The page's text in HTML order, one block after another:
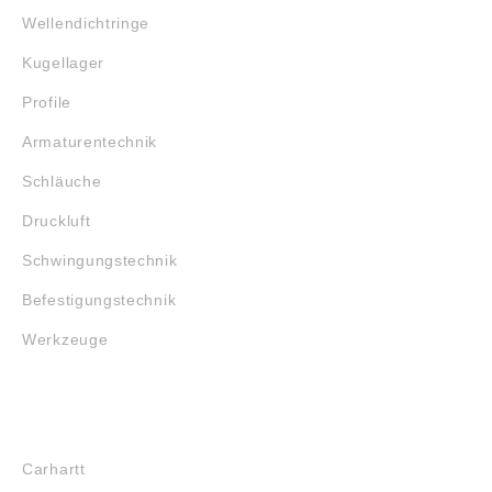
Wellendichtringe
Kugellager
Profile
Armaturentechnik
Schläuche
Druckluft
Schwingungstechnik
Befestigungstechnik
Werkzeuge
Carhartt